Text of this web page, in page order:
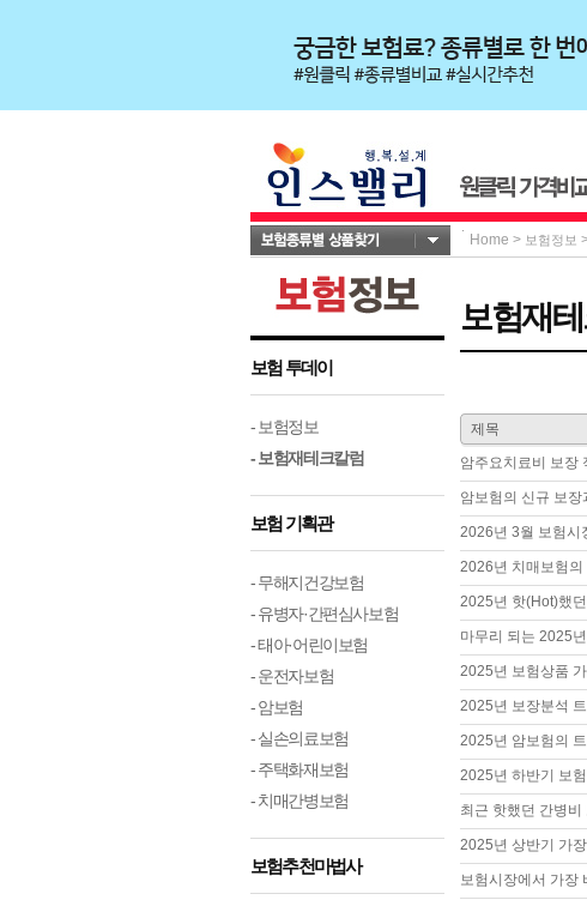
Home > 보험정보
보험 투데이
- 보험정보
- 보험재테크칼럼
보험 기획관
- 무해지건강보험
- 유병자·간편심사보험
- 태아·어린이보험
- 운전자보험
- 암보험
- 실손의료보험
- 주택화재보험
- 치매간병보험
보험추천마법사
보험재
제목
암주요치료비 보장
암보험의 신규 보장
2026년 3월 보험시
2026년 치매보험의
2025년 핫(Hot)했
마무리 되는 2025
2025년 보험상품
2025년 보장분석
2025년 암보험의
2025년 하반기 보
최근 핫했던 간병비
2025년 상반기 가
보험시장에서 가장